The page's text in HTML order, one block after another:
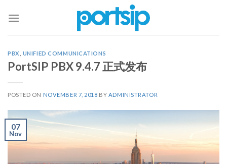
PBX UNIFIED COMMUNICATIONS
PortSIP PBX 9.4.7 正式发布
POSTED ON NOVEMBER 7, 2018 BY ADMINISTRATOR
07
Nov